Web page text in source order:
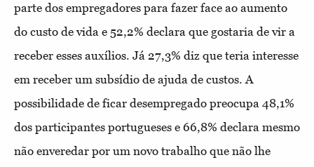
parte dos empregadores para fazer face ao aumento
do custo de vida e 52,2% declara que gostaria de vir a
receber esses auxílios. Já 27,3% diz que teria interesse
em receber um subsídio de ajuda de custos. A
possibilidade de ficar desempregado preocupa 48,1%
dos participantes portugueses e 66,8% declara mesmo
não enveredar por um novo trabalho que não lhe